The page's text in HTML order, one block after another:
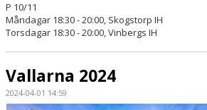
P 10/11
Måndagar 18:30 - 20:00, Skogstorp IH
Torsdagar 18:30 - 20:00, Vinbergs IH
Vallarna 2024
2024-04-01 14:59